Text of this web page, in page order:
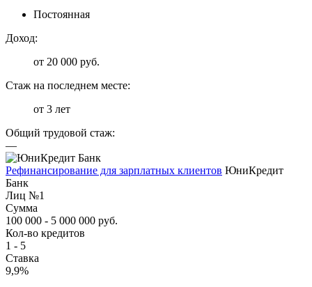
Постоянная
Доход:
от 20 000 руб.
Стаж на последнем месте:
от 3 лет
Общий трудовой стаж:
—
Рефинансирование для зарплатных клиентов ЮниКредит
Банк
Лиц №1
Сумма
100 000 - 5 000 000 руб.
Кол-во кредитов
1 - 5
Ставка
9,9%